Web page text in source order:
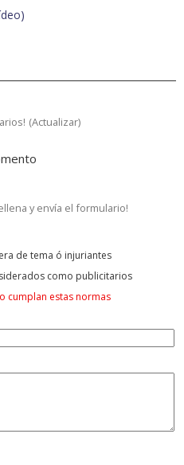
(Actualizar)
y envía el formulario!
de tema ó injuriantes
como publicitarios
cumplan estas normas